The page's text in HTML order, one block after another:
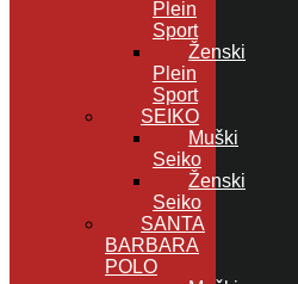
Plein
Sport
Ženski
Plein
Sport
SEIKO
Muški
Seiko
Ženski
Seiko
SANTA
BARBARA
POLO